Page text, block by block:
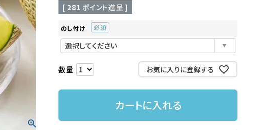
[ 281 ポイント進呈 ]
のし付け
(必
須)
お気に入りに登録する
カートに入れる